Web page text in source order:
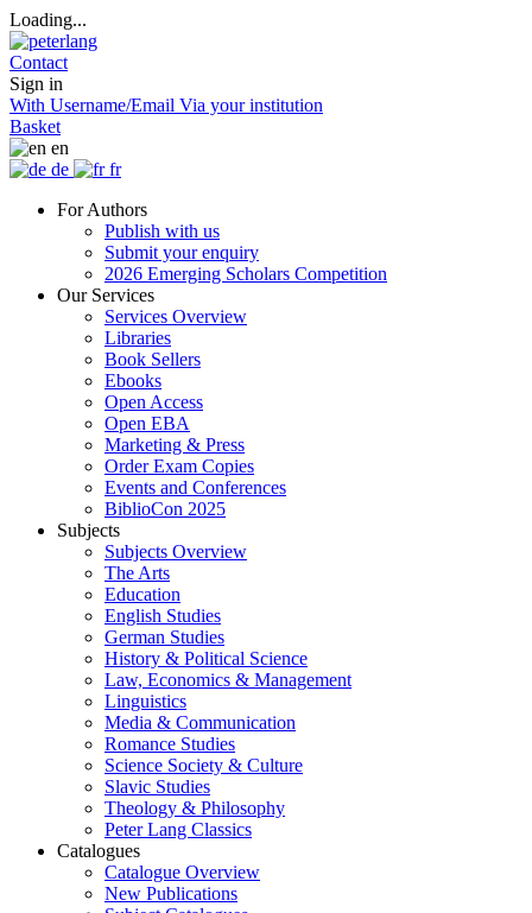
Loading...
Contact
Sign in
With Username/Email Via your institution
Basket
en
de
fr
For Authors
Publish with us
Submit your enquiry
2026 Emerging Scholars Competition
Our Services
Services Overview
Libraries
Book Sellers
Ebooks
Open Access
Open EBA
Marketing & Press
Order Exam Copies
Events and Conferences
BiblioCon 2025
Subjects
Subjects Overview
The Arts
Education
English Studies
German Studies
History & Political Science
Law, Economics & Management
Linguistics
Media & Communication
Romance Studies
Science Society & Culture
Slavic Studies
Theology & Philosophy
Peter Lang Classics
Catalogues
Catalogue Overview
New Publications